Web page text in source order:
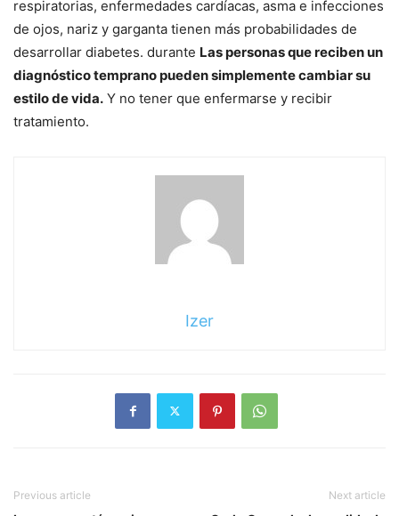
respiratorias, enfermedades cardíacas, asma e infecciones
de ojos, nariz y garganta tienen más probabilidades de
desarrollar diabetes. durante Las personas que reciben un
diagnóstico temprano pueden simplemente cambiar su
estilo de vida. Y no tener que enfermarse y recibir
tratamiento.
Izer
Previous article Next article